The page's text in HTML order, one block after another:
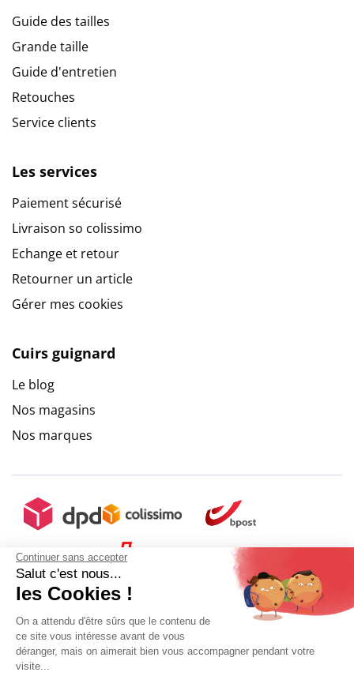
Continuer sans accepter
Salut c'est nous...
les Cookies !
On a attendu d'être sûrs que le contenu de
ce site vous intéresse avant de vous
déranger, mais on aimerait bien vous accompagner pendant votre
visite...
Guide des tailles
Grande taille
Guide d'entretien
Retouches
Service clients
Les services
Paiement sécurisé
Livraison so colissimo
Echange et retour
Retourner un article
Gérer mes cookies
Cuirs guignard
Le blog
Nos magasins
Nos marques